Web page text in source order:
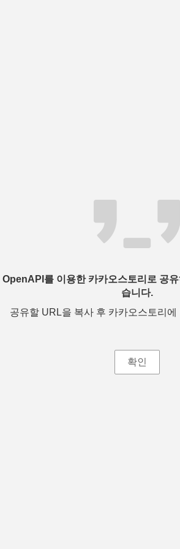
OpenAPI를 이용한 카카오스토리로 공
습니다.
공유할 URL을 복사 후 카카오스토리
확인